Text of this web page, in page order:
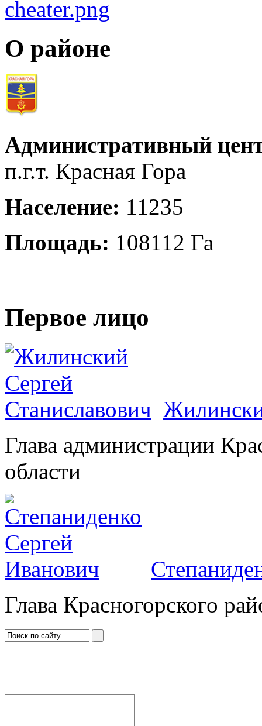
О районе
Административный
п.г.т. Красная Гора
Население: 11235
Площадь: 108112 Га
Первое лицо
Глава администрации
области
Глава Красногорского